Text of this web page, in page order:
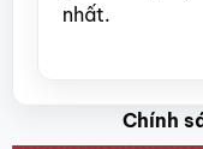
nhất.
Chính